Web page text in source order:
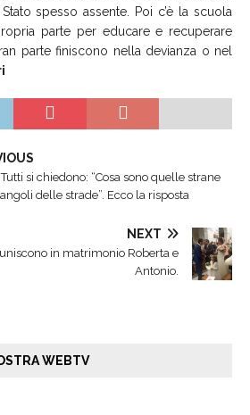
spesso assente. Poi c’è la scuola
parte per educare e recuperare
parte finiscono nella devianza o nel
si chiedono: “Cosa sono quelle strane
angoli delle strade”. Ecco la risposta
NEXT
in matrimonio Roberta e
Antonio.
WEBTV